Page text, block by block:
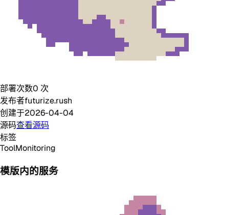
部署次数0 次
发布者futurize.rush
创建于2026-04-04
源码查看源码
标签
ToolMonitoring
模版内的服务